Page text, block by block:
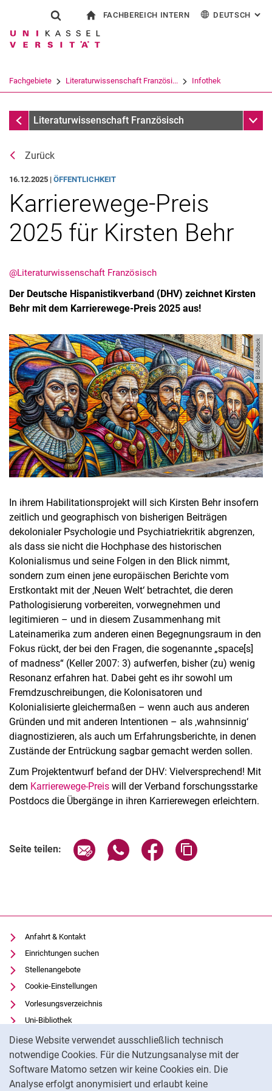
Springe direkt zu: Inhalt
Springe direkt zu: Suche
Springe direkt zu:
Diese Website verwendet ausschließlich technisch
notwendige Cookies. Für die Nutzungsanalyse mit der
Software Matomo setzen wir keine Cookies ein. Die
Analyse erfolgt anonymisiert und erlaubt keine
Suchformular
Suchbegriff
Suchen (öffnet externen Link in einem
FACHBEREICH INTERN DEUTSCH :
Fachgebiete Literaturwissenschaft Französi... Infothek
Meldungen
Literaturwissenschaft Französisch
Zurück
16.12.2025 | ÖFFENTLICHKEIT
Karrierewege-Preis
2025 für Kirsten Behr
@Literaturwissenschaft Französisch
Der Deutsche Hispanistikverband (DHV) zeichnet Kirsten
Behr mit dem Karrierewege-Preis 2025 aus!
Bild: AdobeStock
In ihrem Habilitationsprojekt will sich Kirsten Behr insofern
zeitlich und geographisch von bisherigen Beiträgen
dekolonialer Psychologie und Psychiatriekritik abgrenzen,
als dass sie nicht die Hochphase des historischen
Kolonialismus und seine Folgen in den Blick nimmt,
sondern zum einen jene europäischen Berichte vom
Erstkontakt mit der ‚Neuen Welt‘ betrachtet, die deren
Pathologisierung vorbereiten, vorwegnehmen und
legitimieren – und in diesem Zusammenhang mit
Lateinamerika zum anderen einen Begegnungsraum in den
Fokus rückt, der bei den Fragen, die sogenannte „space[s]
of madness“ (Keller 2007: 3) aufwerfen, bisher (zu) wenig
Resonanz erfahren hat. Dabei geht es ihr sowohl um
Fremdzuschreibungen, die Kolonisatoren und
Kolonialisierte gleichermaßen – wenn auch aus anderen
Gründen und mit anderen Intentionen – als ‚wahnsinnig‘
diagnostizieren, als auch um Erfahrungsberichte, in denen
Zustände der Entrückung sagbar gemacht werden sollen.
Zum Projektentwurf befand der DHV: Vielversprechend! Mit
dem Karrierewege-Preis will der Verband forschungsstarke
Postdocs die Übergänge in ihren Karrierewegen erleichtern.
Seite teilen: Seite über E-Mail teilen
Seite über WhatsApp teilen
Seite über Facebook
Anfahrt & Kontakt
Einrichtungen suchen
Stellenangebote
Cookie-Einstellungen
Vorlesungsverzeichnis
Uni-Bibliothek
Moodle
Panopto
Datenschutz
Barrierefreiheit